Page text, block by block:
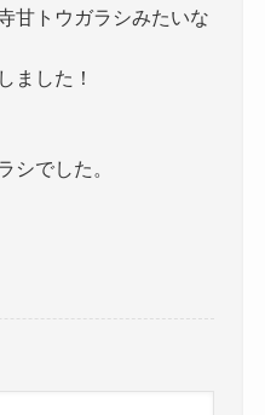
甘トウガラシみたいな
ました！
シでした。